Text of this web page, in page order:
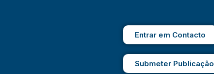
Entrar em Contacto
Submeter Publicação